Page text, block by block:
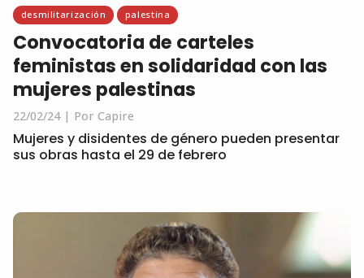
desmilitarización palestina
Convocatoria de carteles
feministas en solidaridad con las
mujeres palestinas
22/02/24 Por Capire
Mujeres y disidentes de género pueden presentar
sus obras hasta el 29 de febrero